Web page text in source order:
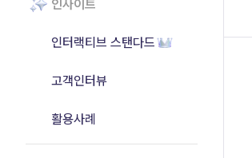
인사이트
인터랙티브 스탠다드
고객인터뷰
활용사례